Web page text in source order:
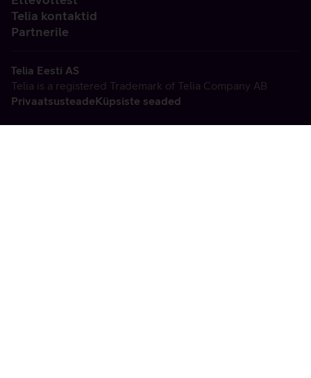
Telia kontaktid
Partnerile
Telia Eesti AS
Telia is a registered Trademark of Telia Company AB
PrivaatsusteadeKüpsiste seaded